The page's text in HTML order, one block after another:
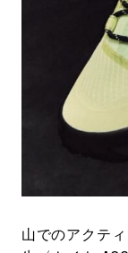
山でのアクテ